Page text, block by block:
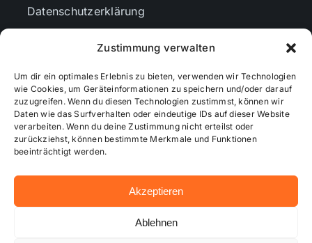
Zustimmung verwalten
Um dir ein optimales Erlebnis zu bieten, verwenden wir Technologien
wie Cookies, um Geräteinformationen zu speichern und/oder darauf
zuzugreifen. Wenn du diesen Technologien zustimmst, können wir
Daten wie das Surfverhalten oder eindeutige IDs auf dieser Website
verarbeiten. Wenn du deine Zustimmung nicht erteilst oder
zurückziehst, können bestimmte Merkmale und Funktionen
beeinträchtigt werden.
Akzeptieren
Ablehnen
Datenschutzerklärung
Cookie-Richtlinie (EU)
Mediendaten
© 2026 - Wiesbadenaktuell ...online besser informiert!